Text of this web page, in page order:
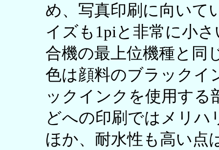
め、写真印刷に向いて
イズも1piと非常に小
合機の最上位機種と同
色は顔料のブラックイ
ックインクを使用する
どへの印刷ではメリハ
ほか、耐水性も高い点